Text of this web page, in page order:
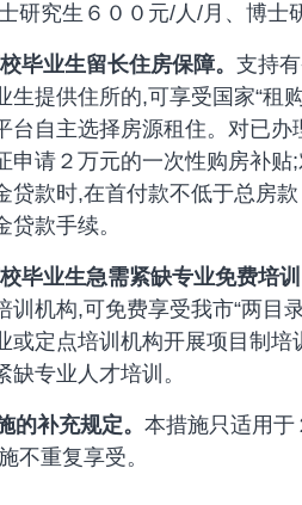
研究生６００元/人/月、博士
毕业生留长住房保障。 支持
生提供住所的,可享受国家“租
台自主选择房源租住。对已
申请２万元的一次性购房补
贷款时,在首付款不低于总房
贷款手续。
毕业生急需紧缺专业免费培
训机构,可免费享受我市“两目
或定点培训机构开展项目制
缺专业人才培训。
的补充规定。 本措施只适用
不重复享受。